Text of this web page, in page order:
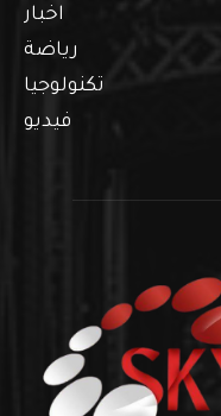
اخبار
رياضة
تكنولوجيا
فيديو